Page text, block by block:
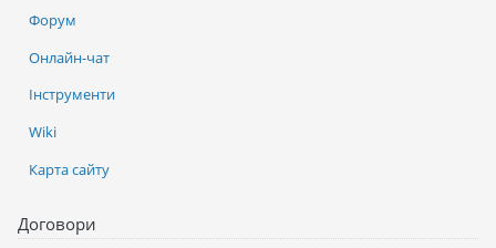
Форум
Онлайн-чат
Інструменти
Wiki
Карта сайту
Договори